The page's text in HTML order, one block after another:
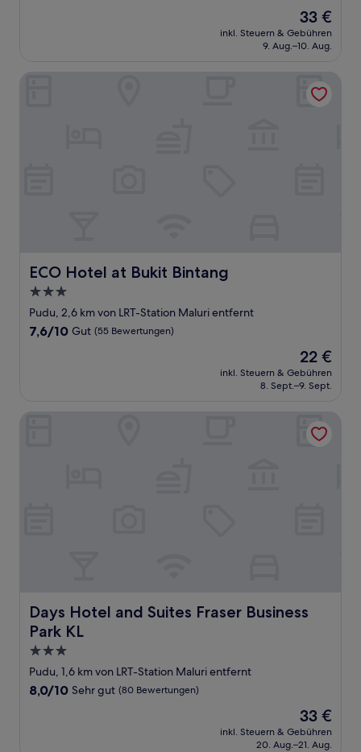
Der
Preis
beträgt
33 €
inkl. Steuern & Gebühren
9. Aug.–10. Aug.
ECO Hotel at Bukit Bintang
ECO Hotel at Bukit Bintang
3.0-
Sterne-
Unterkunft
Pudu, 2,6 km von LRT-Station Maluri entfernt
7.6
7,6/10 Gut (55 Bewertungen)
Der
Preis
beträgt
22 €
inkl. Steuern & Gebühren
8. Sept.–9. Sept.
Days Hotel and Suites Fraser Business
Park KL
Days Hotel and Suites Fraser Business Park KL
3.0-
Sterne-
Unterkunft
Pudu, 1,6 km von LRT-Station Maluri entfernt
8.0
8,0/10 Sehr gut (80 Bewertungen)
Der
Preis
beträgt
33 €
inkl. Steuern & Gebühren
20. Aug.–21. Aug.